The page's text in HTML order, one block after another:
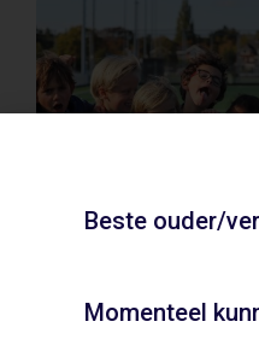
ADD TO CART
Beste ouder/
Momenteel